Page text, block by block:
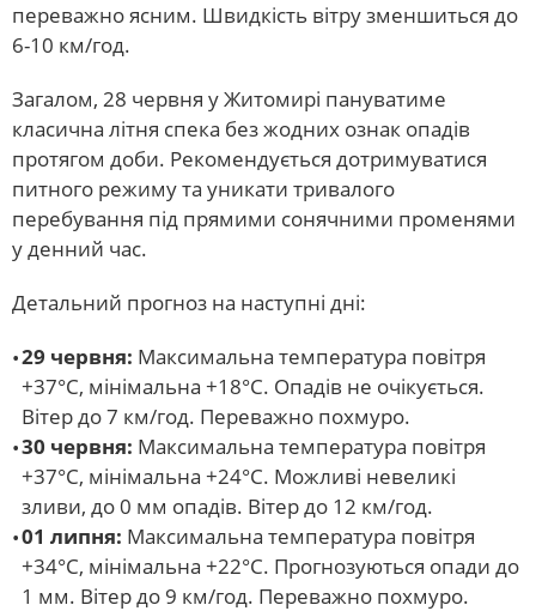
переважно ясним. Швидкість вітру зменшиться до
6-10 км/год.
Загалом, 28 червня у Житомирі пануватиме
класична літня спека без жодних ознак опадів
протягом доби. Рекомендується дотримуватися
питного режиму та уникати тривалого
перебування під прямими сонячними променями
у денний час.
Детальний прогноз на наступні дні:
29 червня: Максимальна температура повітря
+37°С, мінімальна +18°С. Опадів не очікується.
Вітер до 7 км/год. Переважно похмуро.
30 червня: Максимальна температура повітря
+37°С, мінімальна +24°С. Можливі невеликі
зливи, до 0 мм опадів. Вітер до 12 км/год.
01 липня: Максимальна температура повітря
+34°С, мінімальна +22°С. Прогнозуються опади до
1 мм. Вітер до 9 км/год. Переважно похмуро.